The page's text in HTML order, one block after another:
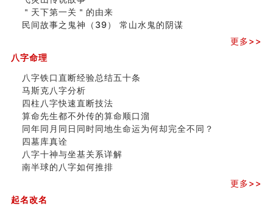
玄空本义 (四)
八字算命：女命八字里日坐伤官克夫？
订婚就是定结婚日子吗
清朝慈禧太后命造 (名人八字淺析七）
玄空本义 (三)
飞灵山传说故事
命理解说：想请问什么时候能够遇到姻缘结婚？
商舖選址的風水講究 (下)
吉凶神跳上大运时的断法【四柱技巧】
家居常見風水形煞及化解方法 (一)
刘燮鈞讲人相 手纹与命运(一)
玄空本义 (二)
大門風水五大禁忌！大門風水擺設？門中門風水解方？
寓意好的五行属水的汉字有哪些？五行属水的汉字大全
＂天下第一关＂的由来
民间故事之鬼神（39） 常山水鬼的阴谋
更多>>
八字命理
八字铁口直断经验总结五十条
马斯克八字分析
四柱八字快速直断技法
算命先生都不外传的算命顺口溜
同年同月同日同时同地生命运为何却完全不同？
四墓库真诠
八字十神与坐基关系详解
南半球的八字如何推排
更多>>
起名改名